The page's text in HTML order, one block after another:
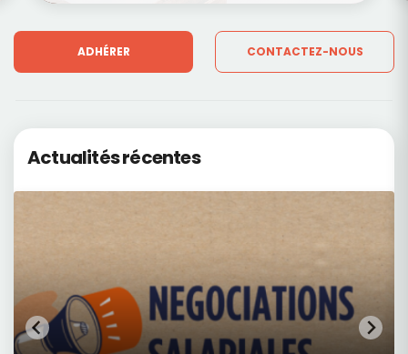
ADHÉRER CONTACTEZ-NOUS
Actualités récentes